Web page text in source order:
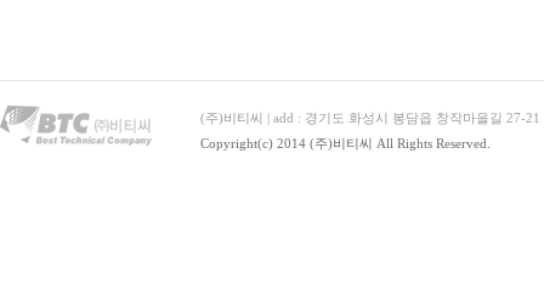
(주)비티씨 | add : 경기도 화성시 봉담읍 창작마을길 27-
Copyright(c) 2014 (주)비티씨 All Rights Reserved.